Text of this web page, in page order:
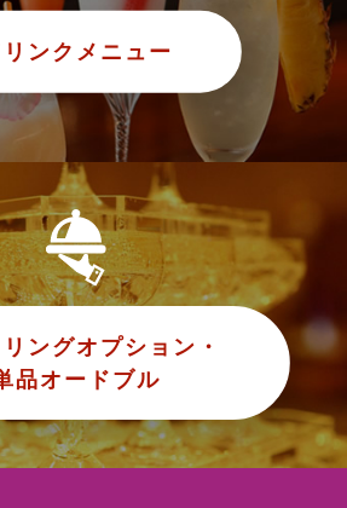
リンクメニュー
ングオプション・
品オードブル